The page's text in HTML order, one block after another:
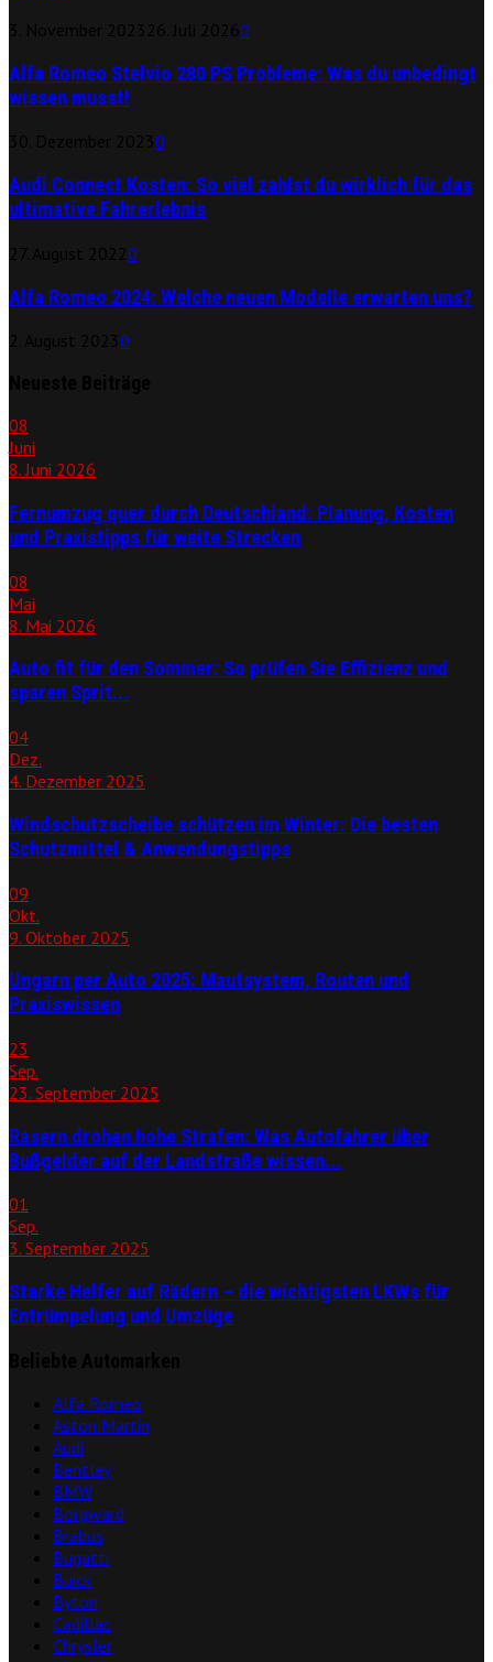
0
Alfa Romeo Stelvio 280 PS Probleme: Was du unbedingt
wissen musst!
0
Audi Connect Kosten: So viel zahlst du wirklich für das
ultimative Fahrerlebnis
0
Alfa Romeo 2024: Welche neuen Modelle erwarten uns?
0
08
Juni
8. Juni 2026
Fernumzug quer durch Deutschland: Planung, Kosten
und Praxistipps für weite Strecken
08
Mai
8. Mai 2026
Auto fit für den Sommer: So prüfen Sie Effizienz und
sparen Sprit...
04
Dez.
4. Dezember 2025
Windschutzscheibe schützen im Winter: Die besten
Schutzmittel & Anwendungstipps
09
Okt.
9. Oktober 2025
Ungarn per Auto 2025: Mautsystem, Routen und
Praxiswissen
23
Sep.
23. September 2025
Rasern drohen hohe Strafen: Was Autofahrer über
Bußgelder auf der Landstraße wissen...
01
Sep.
3. September 2025
Starke Helfer auf Rädern – die wichtigsten LKWs für
Entrümpelung und Umzüge
Alfa Romeo
Aston Martin
Audi
Bentley
BMW
Borgward
Brabus
Bugatti
Buick
Byton
Cadillac
Chrysler